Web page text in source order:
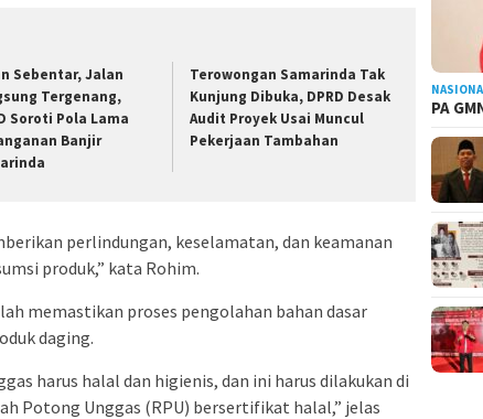
Sebentar, Jalan
Tergenang,
Soroti Pola Lama
Banjir
Terowongan Samarinda Tak
Kunjung Dibuka, DPRD Desak
Audit Proyek Usai Muncul
Pekerjaan Tambahan
perlindungan, keselamatan, dan keamanan
produk,” kata Rohim.
memastikan proses pengolahan bahan dasar
daging.
harus halal dan higienis, dan ini harus dilakukan di
Potong Unggas (RPU) bersertifikat halal,” jelas
PA